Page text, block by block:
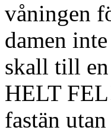
våningen
damen
skall till en
HELT
fastän